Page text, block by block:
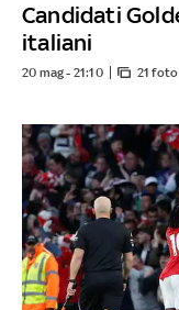
Candidati
italiani
20 mag - 21:10 21 foto